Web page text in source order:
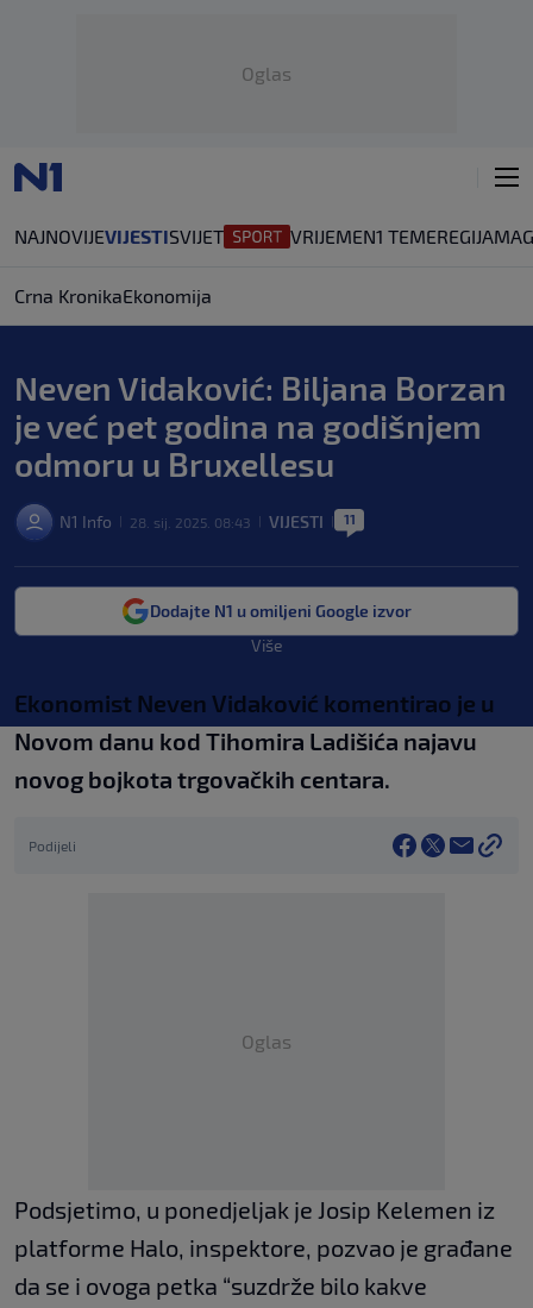
Oglas
NAJNOVIJEVIJESTISVIJET VRIJEMEN1 TEMEREGIJA
Crna KronikaEkonomija
Neven Vidaković: Biljana Borzan
je već pet godina na godišnjem
odmoru u Bruxellesu
N1 Info 28. sij. 2025. 08:43 VIJESTI 11
Dodajte N1 u omiljeni Google izvor
Više
Ekonomist Neven Vidaković komentirao je u
Novom danu kod Tihomira Ladišića najavu
novog bojkota trgovačkih centara.
Podijeli
Oglas
Podsjetimo, u ponedjeljak je Josip Kelemen iz
platforme Halo, inspektore, pozvao je građane
da se i ovoga petka “suzdrže bilo kakve